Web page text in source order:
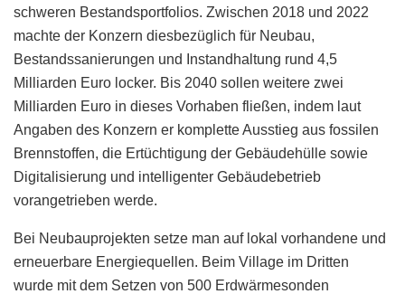
schweren Bestandsportfolios. Zwischen 2018 und 2022
machte der Konzern diesbezüglich für Neubau,
Bestandssanierungen und Instandhaltung rund 4,5
Milliarden Euro locker. Bis 2040 sollen weitere zwei
Milliarden Euro in dieses Vorhaben fließen, indem laut
Angaben des Konzern er komplette Aus­stieg aus fos­si­len
Brennstof­fen, die Ertüchtigung der Gebäudehülle sowie
Digitalisierung und intelligenter Gebäudebetrieb
vorangetrieben werde.
Bei Neubauprojekten setze man auf lokal vorhandene und
erneuerbare Energiequellen. Beim Village im Dritten
wurde mit dem Setzen von 500 Erdwärmesonden